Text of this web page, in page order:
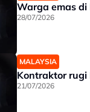
Warga emas
28/07/2026
MALAYSIA
Kontraktor
21/07/2026